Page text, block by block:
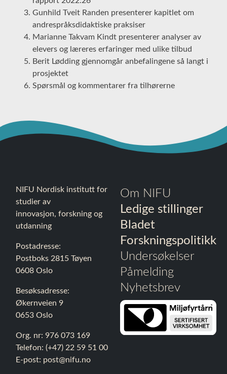
Gunhild Tveit Randen presenterer kapitlet om
andrespråksdidaktiske praksiser
Marianne Takvam Kindt presenterer analyser av
elevers og læreres erfaringer med ulike tilbud
Berit Lødding gjennomgår anbefalingene så langt i
prosjektet
Spørsmål og kommentarer fra tilhørerne
NIFU Nordisk institutt for
studier av
innovasjon, forskning og
utdanning
Postadresse:
Postboks 2815 Tøyen
0608 Oslo
Besøksadresse:
Økernveien 9
0653 Oslo
Org. nr: 976 073 169
Telefon: (+47) 22 59 51 00
E-post: post@nifu.no
Om NIFU
Ledige stillinger
Bladet
Forskningspolitikk
Undersøkelser
Påmelding
Nyhetsbrev